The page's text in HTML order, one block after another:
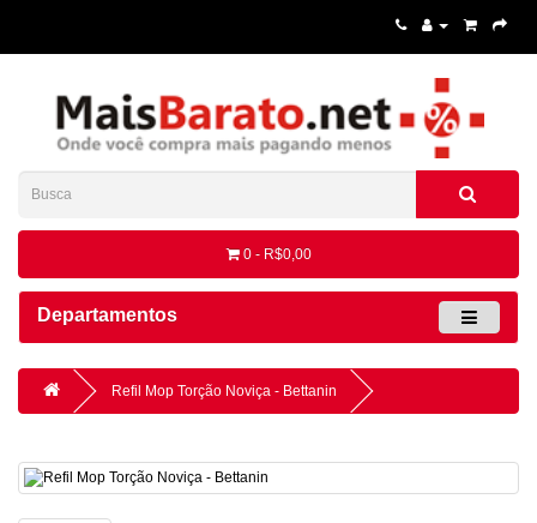
0 - R$0,00
Departamentos
Refil Mop Torção Noviça - Bettanin